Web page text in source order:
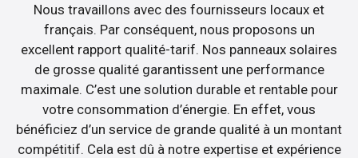
Nous travaillons avec des fournisseurs locaux et
français. Par conséquent, nous proposons un
excellent rapport qualité-tarif. Nos panneaux solaires
de grosse qualité garantissent une performance
maximale. C’est une solution durable et rentable pour
votre consommation d’énergie. En effet, vous
bénéficiez d’un service de grande qualité à un montant
compétitif. Cela est dû à notre expertise et expérience